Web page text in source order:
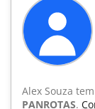
Alex Souza tem
PANROTAS.